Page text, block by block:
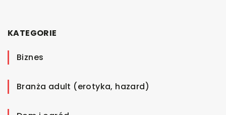
KATEGORIE
Biznes
Branża adult (erotyka, hazard)